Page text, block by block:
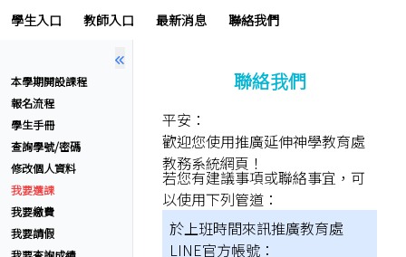
學生入口 教師入口 最新消息 聯絡我們
本學期開設課程
報名流程
學生手冊
查詢學號/密碼
修改個人資料
我要選課
我要繳費
我要請假
聯絡我們
平安：
歡迎您使用推廣延伸神學教育處
教務系統網頁！
若您有建議事項或聯絡事宜，可
以使用下列管道：
於上班時間來訊推廣教育處
LINE官方帳號：